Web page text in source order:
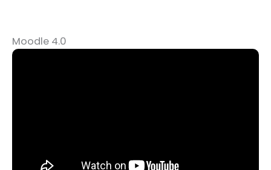
Moodle 4.0